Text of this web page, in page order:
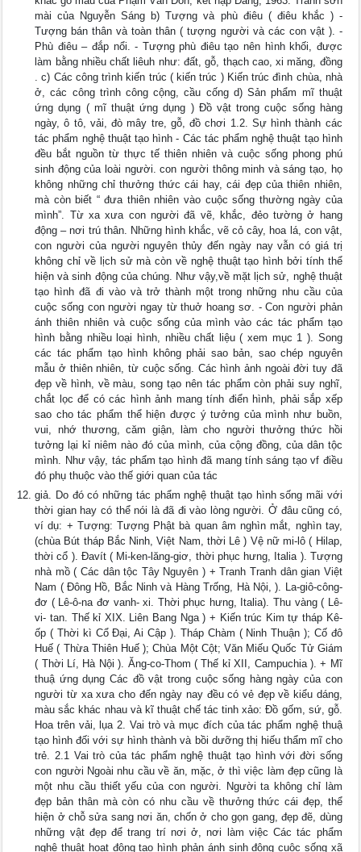
mài của Nguyễn Sáng b) Tượng và phù điêu ( điêu khắc ) -
Tượng bán thân và toàn thân ( tượng người và các con vật ). -
Phù điêu – đắp nổi. - Tượng phù điêu tạo nên hình khối, được
làm bằng nhiều chất liêuh như: đất, gỗ, thạch cao, xi măng, đồng
. c) Các công trình kiến trúc ( kiến trúc ) Kiến trúc đình chùa, nhà
ở, các công trình công cộng, cầu cống d) Sản phẩm mĩ thuật
ứng dụng ( mĩ thuật ứng dụng ) Đồ vật trong cuộc sống hàng
ngày, ô tô, vải, đò mây tre, gỗ, đồ chơi 1.2. Sự hình thành các
tác phẩm nghệ thuật tạo hình - Các tác phẩm nghệ thuật tạo hình
đều bắt nguồn từ thực tế thiên nhiên và cuộc sống phong phú
sinh động của loài người. con người thông minh và sáng tạo, họ
không những chỉ thưởng thức cái hay, cái đẹp của thiên nhiên,
mà còn biết “ đưa thiên nhiên vào cuộc sống thường ngày của
mình”. Từ xa xưa con người đã vẽ, khắc, đẻo tường ở hang
động – nơi trú thân. Những hình khắc, vẽ cỏ cây, hoa lá, con vật,
con người của người nguyên thủy đến ngày nay vẫn có giá trị
không chỉ về lịch sử mà còn về nghệ thuật tạo hình bởi tính thể
hiện và sinh động của chúng. Như vậy,về mặt lịch sử, nghệ thuật
tạo hình đã đi vào và trở thành một trong những nhu cầu của
cuộc sống con người ngay từ thuở hoang sơ. - Con người phản
ánh thiên nhiên và cuộc sống của mình vào các tác phẩm tạo
hình bằng nhiều loại hình, nhiều chất liệu ( xem mục 1 ). Song
các tác phẩm tạo hình không phải sao bản, sao chép nguyên
mẫu ở thiên nhiên, từ cuộc sống. Các hình ảnh ngoài đời tuy đã
đẹp về hình, về màu, song tạo nên tác phẩm còn phải suy nghĩ,
chắt lọc để có các hình ảnh mang tính điển hình, phải sắp xếp
sao cho tác phẩm thể hiện được ý tưởng của mình như buồn,
vui, nhớ thương, căm giận, làm cho người thưởng thức hồi
tưởng lại kỉ niêm nào đó của mình, của cộng đồng, của dân tộc
mình. Như vậy, tác phẩm tạo hình đã mang tính sáng tạo vf điều
đó phụ thuộc vào thế giới quan của tác
giả. Do đó có những tác phẩm nghệ thuật tạo hình sống mãi với
thời gian hay có thể nói là đã đi vào lòng người. Ở đâu cũng có,
ví dụ: + Tượng: Tượng Phật bà quan âm nghìn mắt, nghìn tay,
(chùa Bút tháp Bắc Ninh, Việt Nam, thời Lê ) Vệ nữ mi-lô ( Hilap,
thời cổ ). Đavít ( Mi-ken-lăng-giơ, thời phục hưng, Italia ). Tượng
nhà mồ ( Các dân tộc Tây Nguyên ) + Tranh Tranh dân gian Việt
Nam ( Đông Hồ, Bắc Ninh và Hàng Trống, Hà Nội, ). La-giô-công-
đơ ( Lê-ô-na đơ vanh- xi. Thời phục hưng, Italia). Thu vàng ( Lê-
vi- tan. Thế kỉ XIX. Liên Bang Nga ) + Kiến trúc Kim tự tháp Kê-
ốp ( Thời kì Cổ Đại, Ai Cập ). Tháp Chàm ( Ninh Thuận ); Cố đô
Huế ( Thừa Thiên Huế ); Chùa Một Cột; Văn Miếu Quốc Tử Giám
( Thời Lí, Hà Nội ). Ăng-co-Thom ( Thế kỉ XII, Campuchia ). + Mĩ
thuậ ứng dụng Các đồ vật trong cuộc sống hàng ngày của con
người từ xa xưa cho đến ngày nay đều có vẻ đẹp về kiểu dáng,
màu sắc khác nhau và kĩ thuật chế tác tinh xảo: Đồ gốm, sứ, gỗ.
Hoa trên vải, lụa 2. Vai trò và mục đích của tác phẩm nghệ thuậ
tạo hình đối với sự hình thành và bồi dưỡng thị hiếu thẩm mĩ cho
trẻ. 2.1 Vai trò của tác phẩm nghệ thuật tạo hình với đời sống
con người Ngoài nhu cầu về ăn, mặc, ở thì việc làm đẹp cũng là
một nhu cầu thiết yếu của con người. Người ta không chỉ làm
đẹp bản thân mà còn có nhu cầu về thưởng thức cái đẹp, thể
hiện ở chỗ sửa sang nơi ăn, chốn ở cho gọn gang, đẹp đẽ, dùng
những vật đẹp để trang trí nơi ở, nơi làm việc Các tác phẩm
nghệ thuật hoạt động tạo hình phản ánh sinh động cuộc sống xã